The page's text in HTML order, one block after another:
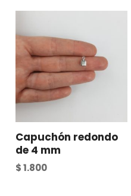
Capuchón redondo
de 4 mm
$1.800